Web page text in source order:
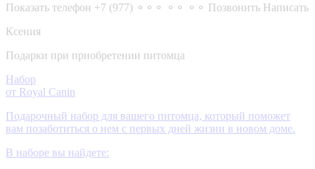
Показать телефон +7 (977) ⚬⚬⚬ ⚬⚬ ⚬⚬ Позвонить Написать
Ксения
Подарки при приобретении питомца
Набор
от Royal Canin
Подарочный набор для вашего питомца, который поможет
вам позаботиться о нем с первых дней жизни в новом доме.
В наборе вы найдете: